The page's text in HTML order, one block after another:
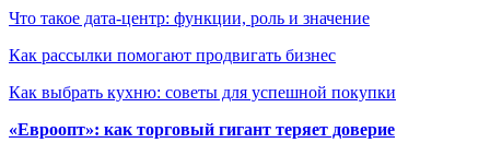
Что такое дата-центр: функции, роль и значение
Как рассылки помогают продвигать бизнес
Как выбрать кухню: советы для успешной покупки
«Евроопт»: как торговый гигант теряет доверие